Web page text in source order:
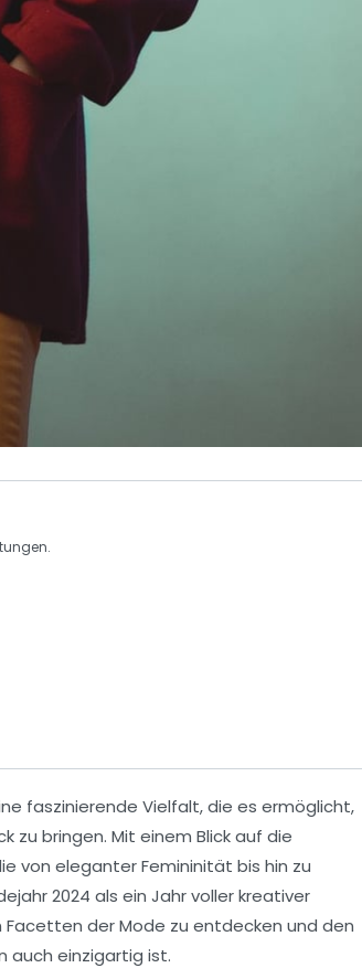
faszinierende Vielfalt, die es ermöglicht,
zu bringen. Mit einem Blick auf die
von eleganter Femininität bis hin zu
2024 als ein Jahr voller kreativer
der Mode zu entdecken und den
auch einzigartig ist.